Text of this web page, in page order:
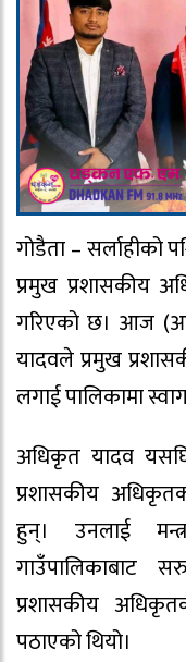
गोडैता – सर्लाहीको
प्रमुख प्रशासकीय
गरिएको छ। आज
यादवले प्रमुख
लगाई पालिकामा
अधिकृत यादव
प्रशासकीय
हुन्। उनलाई
गाउँपालिकाबाट
प्रशासकीय
पठाएको थियो।